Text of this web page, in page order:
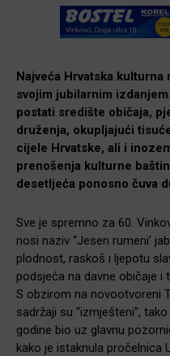
Najveća Hrvatska
svojim jubilarnim
postati središte običaja,
druženja, okupljajući
cijele Hrvatske, ali i
prenošenja kulturne
desetljeća ponosno čuva
Sve je spremno za 60.
nosi naziv “Jesen rumeni’
plodnost, raskoš i ljepotu
podsjeća na davne običaje i
S obzirom na novootvoreni
sadržaji su “izmješteni”,
godine bio uz glavnu
kako je istaknula pročelnica